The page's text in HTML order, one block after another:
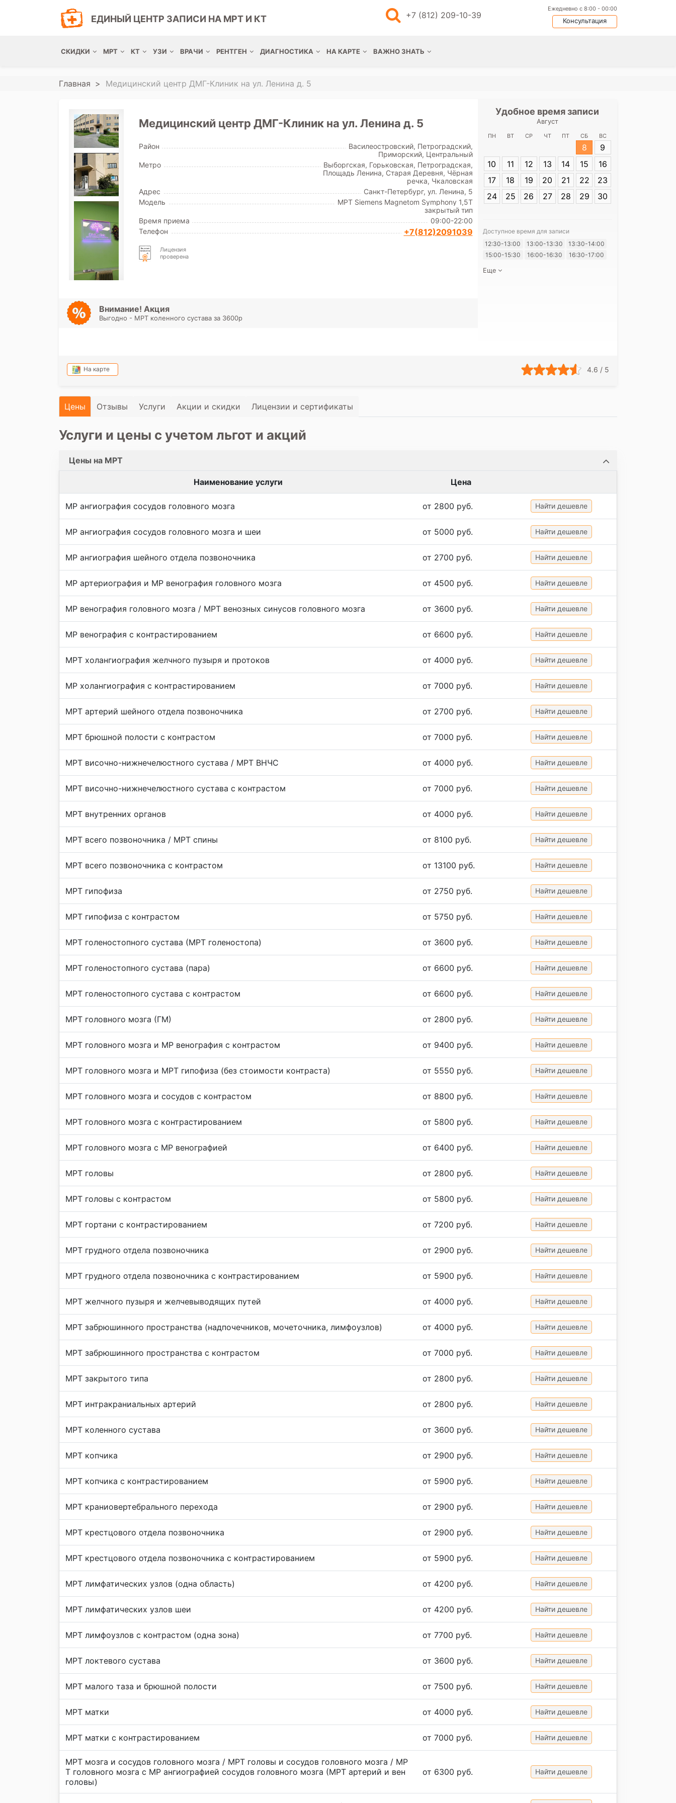
ЕДИНЫЙ ЦЕНТР ЗАПИСИ НА МРТ И КТ +7 (812) 209-10-39
Ежедневно с 8:00 - 00:00
Консультация
СКИДКИ МРТ КТ УЗИ ВРАЧИ РЕНТГЕН ДИАГНОСТИКА НА КАРТЕ ВАЖНО ЗНАТЬ
Главная Медицинский центр ДМГ-Клиник на ул. Ленина д. 5
Медицинский центр ДМГ-Клиник на ул. Ленина д. 5
Район
Василеостровский, Петроградский,
Приморский, Центральный
Метро
Выборгская, Горьковская, Петроградская,
Площадь Ленина, Старая Деревня, Чёрная
речка, Чкаловская
Адрес
Санкт-Петербург, ул. Ленина, 5
Модель
МРТ Siemens Magnetom Symphony 1,5T
закрытый тип
Время приема
09:00-22:00
Телефон
+7(812)2091039
Лицензия
проверена
Внимание! Акция
Выгодно - МРТ коленного сустава за 3600р
Удобное время записи
Август
ПН ВТ СР ЧТ ПТ СБ ВС
8
9
10
11 12 13 14 15
16
17
18 19 20 21 22
23
24
25 26 27 28 29 30
Доступное время для записи
12:30-13:00
13:00-13:30
13:30-14:00
15:00-15:30
16:00-16:30 16:30-17:00
Еще
На карте 4.6 / 5
Цены Отзывы Услуги Акции и скидки Лицензии и сертификаты
Услуги и цены с учетом льгот и акций
Цены на МРТ
Наименование услуги Цена
МР ангиография сосудов головного мозга от 2800 руб. Найти дешевле
МР ангиография сосудов головного мозга и шеи от 5000 руб. Найти дешевле
МР ангиография шейного отдела позвоночника от 2700 руб. Найти дешевле
МР артериография и МР венография головного мозга от 4500 руб. Найти дешевле
МР венография головного мозга / МРТ венозных синусов головного мозга от 3600 руб. Найти дешевле
МР венография с контрастированием от 6600 руб. Найти дешевле
МРТ холангиография желчного пузыря и протоков от 4000 руб. Найти дешевле
МР холангиография с контрастированием от 7000 руб. Найти дешевле
МРТ артерий шейного отдела позвоночника от 2700 руб. Найти дешевле
МРТ брюшной полости с контрастом от 7000 руб. Найти дешевле
МРТ височно-нижнечелюстного сустава / МРТ ВНЧС от 4000 руб. Найти дешевле
МРТ височно-нижнечелюстного сустава с контрастом от 7000 руб. Найти дешевле
МРТ внутренних органов от 4000 руб. Найти дешевле
МРТ всего позвоночника / МРТ спины от 8100 руб. Найти дешевле
МРТ всего позвоночника с контрастом от 13100 руб. Найти дешевле
МРТ гипофиза от 2750 руб. Найти дешевле
МРТ гипофиза с контрастом от 5750 руб. Найти дешевле
МРТ голеностопного сустава (МРТ голеностопа) от 3600 руб. Найти дешевле
МРТ голеностопного сустава (пара) от 6600 руб. Найти дешевле
МРТ голеностопного сустава с контрастом от 6600 руб. Найти дешевле
МРТ головного мозга (ГМ) от 2800 руб. Найти дешевле
МРТ головного мозга и МР венография с контрастом от 9400 руб. Найти дешевле
МРТ головного мозга и МРТ гипофиза (без стоимости контраста) от 5550 руб. Найти дешевле
МРТ головного мозга и сосудов с контрастом от 8800 руб. Найти дешевле
МРТ головного мозга с контрастированием от 5800 руб. Найти дешевле
МРТ головного мозга с МР венографией от 6400 руб. Найти дешевле
МРТ головы от 2800 руб. Найти дешевле
МРТ головы с контрастом от 5800 руб. Найти дешевле
МРТ гортани с контрастированием от 7200 руб. Найти дешевле
МРТ грудного отдела позвоночника от 2900 руб. Найти дешевле
МРТ грудного отдела позвоночника с контрастированием от 5900 руб. Найти дешевле
МРТ желчного пузыря и желчевыводящих путей от 4000 руб. Найти дешевле
МРТ забрюшинного пространства (надпочечников, мочеточника, лимфоузлов) от 4000 руб. Найти дешевле
МРТ забрюшинного пространства с контрастом от 7000 руб. Найти дешевле
МРТ закрытого типа от 2800 руб. Найти дешевле
МРТ интракраниальных артерий от 2800 руб. Найти дешевле
МРТ коленного сустава от 3600 руб. Найти дешевле
МРТ копчика от 2900 руб. Найти дешевле
МРТ копчика с контрастированием от 5900 руб. Найти дешевле
МРТ краниовертебрального перехода от 2900 руб. Найти дешевле
МРТ крестцового отдела позвоночника от 2900 руб. Найти дешевле
МРТ крестцового отдела позвоночника с контрастированием от 5900 руб. Найти дешевле
МРТ лимфатических узлов (одна область) от 4200 руб. Найти дешевле
МРТ лимфатических узлов шеи от 4200 руб. Найти дешевле
МРТ лимфоузлов с контрастом (одна зона) от 7700 руб. Найти дешевле
МРТ локтевого сустава от 3600 руб. Найти дешевле
МРТ малого таза и брюшной полости от 7500 руб. Найти дешевле
МРТ матки от 4000 руб. Найти дешевле
МРТ матки с контрастированием от 7000 руб. Найти дешевле
МРТ мозга и сосудов головного мозга / МРТ головы и сосудов головного мозга / МР
Т головного мозга с МР ангиографией сосудов головного мозга (МРТ артерий и вен
головы)
от 6300 руб. Найти дешевле